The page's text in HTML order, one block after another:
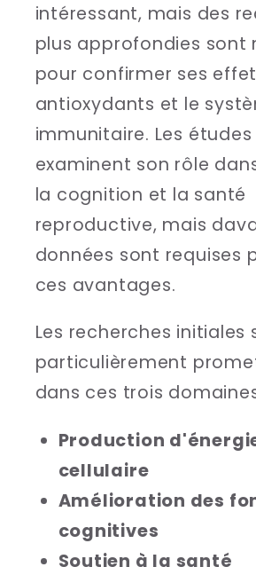
intéressant, mais des
plus approfondies sont
pour confirmer ses
antioxydants et le
immunitaire. Les
examinent son rôle
la cognition et la santé
reproductive, mais
données sont requises
ces avantages.
Les recherches initiales
particulièrement
dans ces trois
Production
cellulaire
Amélioration des
cognitives
Soutien à la santé